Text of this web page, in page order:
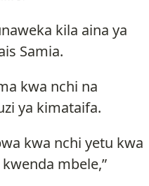
kila aina ya
Samia.
kwa nchi na
ya kimataifa.
kwa nchi yetu kwa
mbele,”